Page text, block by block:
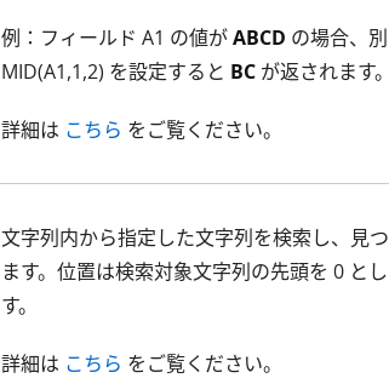
例：フィールド A1 の値がABCD の場合、
MID(A1,1,2) を設定すると BC が返されます。
詳細は こちら をご覧ください。
文字列内から指定した文字列を検索し、見
ます。位置は検索対象文字列の先頭を 0 と
す。
詳細は こちら をご覧ください。